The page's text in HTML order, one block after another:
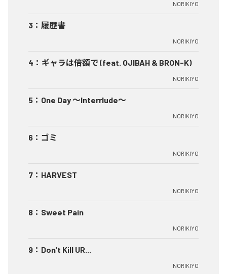
NORIKIYO
3 ： 履歴書
NORIKIYO
4 ： ギャラは倍額で (feat. OJIBAH & BRON-K)
NORIKIYO
5 ： One Day ～Interrlude～
NORIKIYO
6 ： ゴミ
NORIKIYO
7 ： HARVEST
NORIKIYO
8 ： Sweet Pain
NORIKIYO
9 ： Don't Kill UR...
NORIKIYO